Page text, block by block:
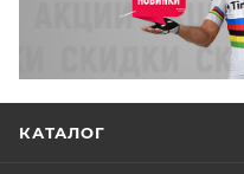
КАТАЛОГ